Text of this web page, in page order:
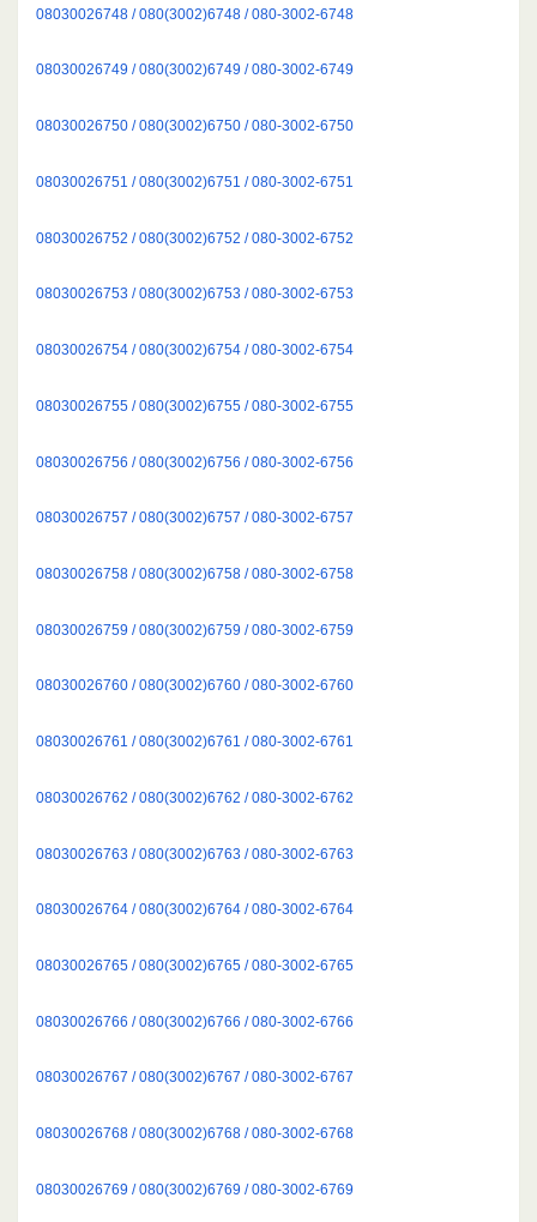
08030026748 / 080(3002)6748 / 080-3002-6748
08030026749 / 080(3002)6749 / 080-3002-6749
08030026750 / 080(3002)6750 / 080-3002-6750
08030026751 / 080(3002)6751 / 080-3002-6751
08030026752 / 080(3002)6752 / 080-3002-6752
08030026753 / 080(3002)6753 / 080-3002-6753
08030026754 / 080(3002)6754 / 080-3002-6754
08030026755 / 080(3002)6755 / 080-3002-6755
08030026756 / 080(3002)6756 / 080-3002-6756
08030026757 / 080(3002)6757 / 080-3002-6757
08030026758 / 080(3002)6758 / 080-3002-6758
08030026759 / 080(3002)6759 / 080-3002-6759
08030026760 / 080(3002)6760 / 080-3002-6760
08030026761 / 080(3002)6761 / 080-3002-6761
08030026762 / 080(3002)6762 / 080-3002-6762
08030026763 / 080(3002)6763 / 080-3002-6763
08030026764 / 080(3002)6764 / 080-3002-6764
08030026765 / 080(3002)6765 / 080-3002-6765
08030026766 / 080(3002)6766 / 080-3002-6766
08030026767 / 080(3002)6767 / 080-3002-6767
08030026768 / 080(3002)6768 / 080-3002-6768
08030026769 / 080(3002)6769 / 080-3002-6769